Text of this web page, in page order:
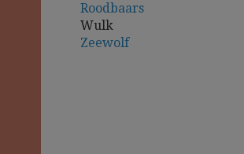
Roodbaars
Wulk
Zeewolf